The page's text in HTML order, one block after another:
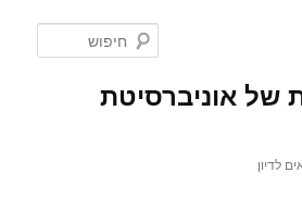
של אוניברסיטת
לדיון